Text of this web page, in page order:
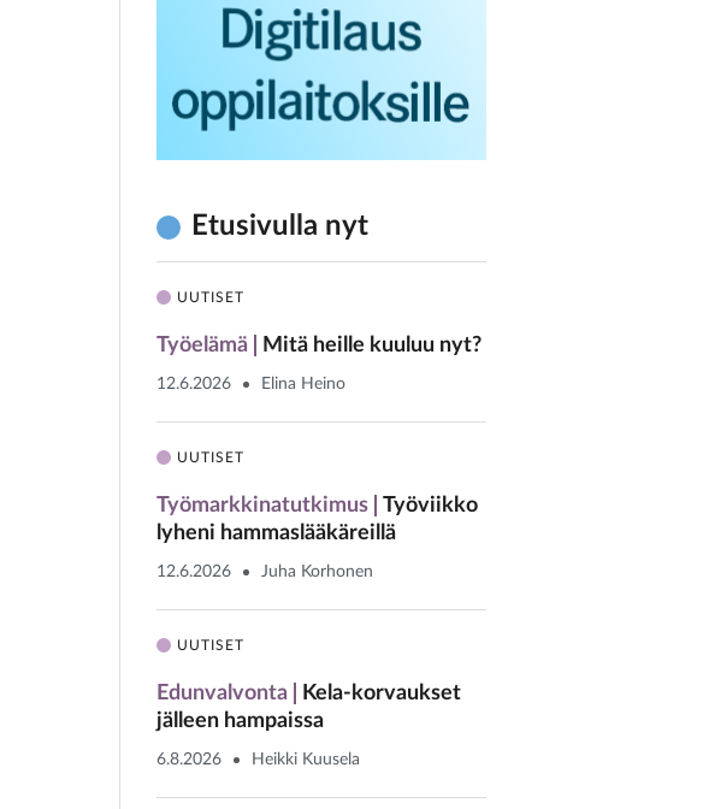
Etusivulla nyt
UUTISET
Työelämä Mitä heille kuuluu nyt?
12.6.2026 Elina Heino
UUTISET
Työmarkkinatutkimus
Työviikko
lyheni hammaslääkäreillä
12.6.2026 Juha Korhonen
UUTISET
Edunvalvonta
Kela-korvaukset
jälleen hampaissa
6.8.2026 Heikki Kuusela